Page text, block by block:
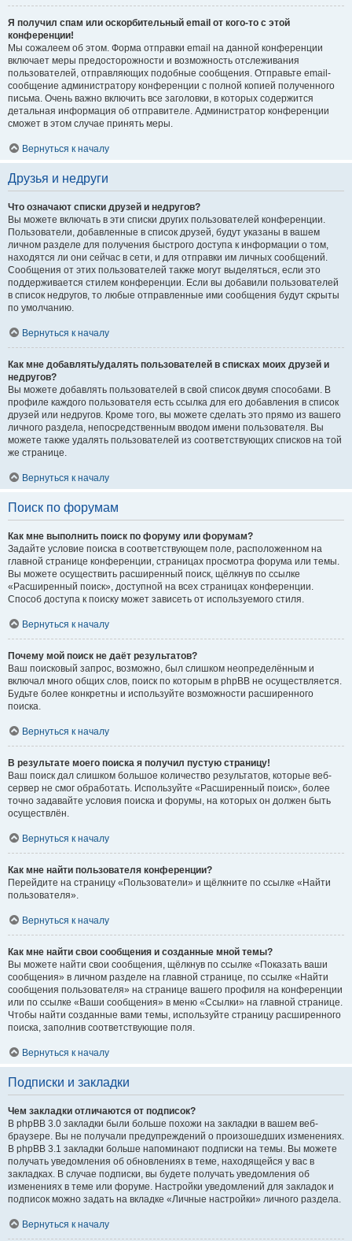
Я получил спам или оскорбительный email от кого-то с этой
конференции!
Мы сожалеем об этом. Форма отправки email на данной конференции
включает меры предосторожности и возможность отслеживания
пользователей, отправляющих подобные сообщения. Отправьте email-
сообщение администратору конференции с полной копией полученного
письма. Очень важно включить все заголовки, в которых содержится
детальная информация об отправителе. Администратор конференции
сможет в этом случае принять меры.
Вернуться к началу
Друзья и недруги
Что означают списки друзей и недругов?
Вы можете включать в эти списки других пользователей конференции.
Пользователи, добавленные в список друзей, будут указаны в вашем
личном разделе для получения быстрого доступа к информации о том,
находятся ли они сейчас в сети, и для отправки им личных сообщений.
Сообщения от этих пользователей также могут выделяться, если это
поддерживается стилем конференции. Если вы добавили пользователей
в список недругов, то любые отправленные ими сообщения будут скрыты
по умолчанию.
Вернуться к началу
Как мне добавлять/удалять пользователей в списках моих друзей и
недругов?
Вы можете добавлять пользователей в свой список двумя способами. В
профиле каждого пользователя есть ссылка для его добавления в список
друзей или недругов. Кроме того, вы можете сделать это прямо из вашего
личного раздела, непосредственным вводом имени пользователя. Вы
можете также удалять пользователей из соответствующих списков на той
же странице.
Вернуться к началу
Поиск по форумам
Как мне выполнить поиск по форуму или форумам?
Задайте условие поиска в соответствующем поле, расположенном на
главной странице конференции, страницах просмотра форума или темы.
Вы можете осуществить расширенный поиск, щёлкнув по ссылке
«Расширенный поиск», доступной на всех страницах конференции.
Способ доступа к поиску может зависеть от используемого стиля.
Вернуться к началу
Почему мой поиск не даёт результатов?
Ваш поисковый запрос, возможно, был слишком неопределённым и
включал много общих слов, поиск по которым в phpBB не осуществляется.
Будьте более конкретны и используйте возможности расширенного
поиска.
Вернуться к началу
В результате моего поиска я получил пустую страницу!
Ваш поиск дал слишком большое количество результатов, которые веб-
сервер не смог обработать. Используйте «Расширенный поиск», более
точно задавайте условия поиска и форумы, на которых он должен быть
осуществлён.
Вернуться к началу
Как мне найти пользователя конференции?
Перейдите на страницу «Пользователи» и щёлкните по ссылке «Найти
пользователя».
Вернуться к началу
Как мне найти свои сообщения и созданные мной темы?
Вы можете найти свои сообщения, щёлкнув по ссылке «Показать ваши
сообщения» в личном разделе на главной странице, по ссылке «Найти
сообщения пользователя» на странице вашего профиля на конференции
или по ссылке «Ваши сообщения» в меню «Ссылки» на главной странице.
Чтобы найти созданные вами темы, используйте страницу расширенного
поиска, заполнив соответствующие поля.
Вернуться к началу
Подписки и закладки
Чем закладки отличаются от подписок?
В phpBB 3.0 закладки были больше похожи на закладки в вашем веб-
браузере. Вы не получали предупреждений о произошедших изменениях.
В phpBB 3.1 закладки больше напоминают подписки на темы. Вы можете
получать уведомления об обновлениях в теме, находящейся у вас в
закладках. В случае подписки, вы будете получать уведомления об
изменениях в теме или форуме. Настройки уведомлений для закладок и
подписок можно задать на вкладке «Личные настройки» личного раздела.
Вернуться к началу